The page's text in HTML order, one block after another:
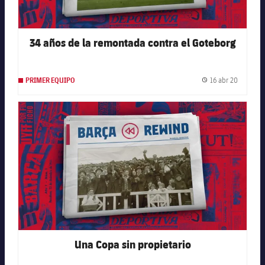
34 años de la remontada contra el Goteborg
PRIMER EQUIPO Fecha
16 abr 20
FC Barcelona club badge
Una Copa sin propietario